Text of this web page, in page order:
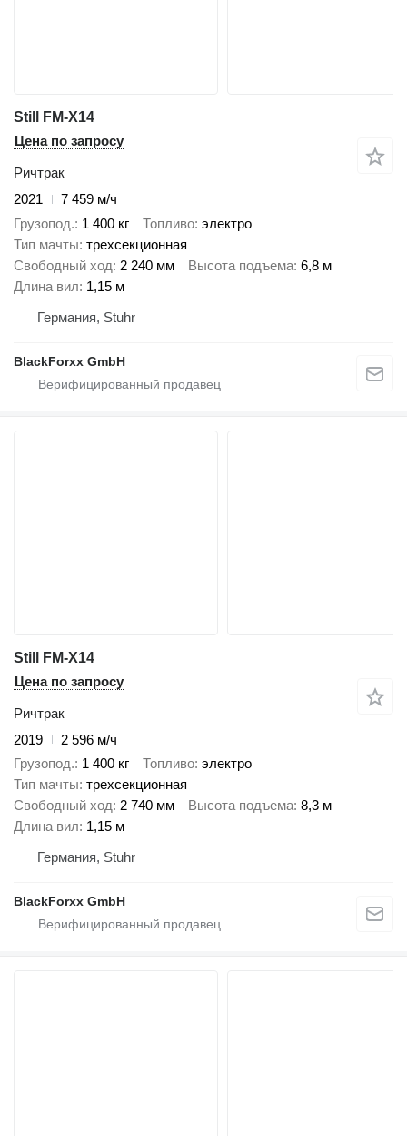
Still FM-X14
Цена по запросу
Ричтрак
2021
7 459 м/ч
Грузопод. 1 400 кг Топливо электро
Тип мачты трехсекционная
Свободный ход 2 240 мм Высота подъема 6,8 м
Длина вил 1,15 м
Германия, Stuhr
BlackForxx GmbH
Still FM-X14
Цена по запросу
Ричтрак
2019
2 596 м/ч
Грузопод. 1 400 кг Топливо электро
Тип мачты трехсекционная
Свободный ход 2 740 мм Высота подъема 8,3 м
Длина вил 1,15 м
Германия, Stuhr
BlackForxx GmbH